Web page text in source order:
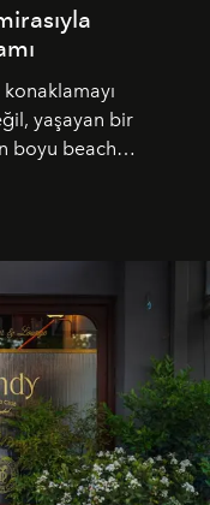
yaşayan bir
boyu beach
buluşuyor.
bu özel
gün batımından
sunuyor.